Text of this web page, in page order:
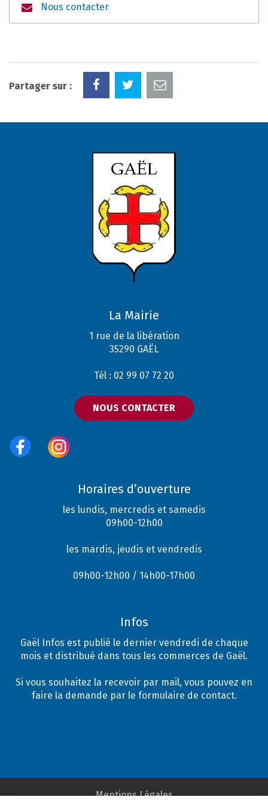
Nous contacter
Partager sur :
La Mairie
1 rue de la libération
35290 GAËL
Tél : 02 99 07 72 20
NOUS CONTACTER
Horaires d’ouverture
les lundis, mercredis et samedis
09h00-12h00
les mardis, jeudis et vendredis
09h00-12h00 / 14h00-17h00
Infos
Gaël Infos est publié le dernier vendredi de chaque
mois et distribué dans tous les commerces de Gaël.
Si vous souhaitez la recevoir par mail, vous pouvez en
faire la demande par le formulaire de contact.
Mentions Légales